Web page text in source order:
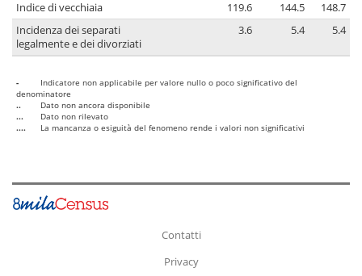
Indice di vecchiaia
119.6 144.5
148.7
Incidenza dei separati
legalmente e dei divorziati
3.6 5.4 5.4
-
Indicatore non applicabile per valore nullo o poco significativo del
denominatore
..
Dato non ancora disponibile
...
Dato non rilevato
....
La mancanza o esiguità del fenomeno rende i valori non significativi
Contatti
Privacy